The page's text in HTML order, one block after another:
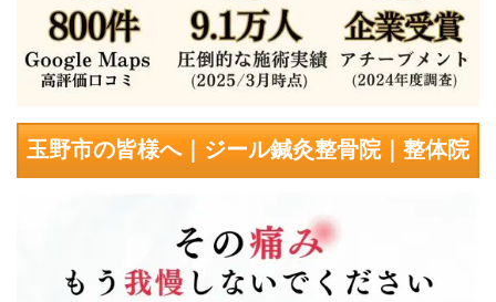
玉野市の皆様へ｜ジール鍼灸整骨院｜整体院